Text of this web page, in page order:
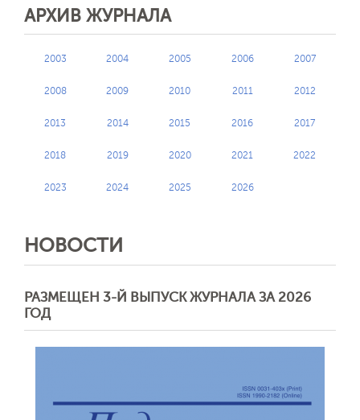
АРХИВ ЖУРНАЛА
2003 2004 2005 2006 2007
2008 2009 2010 2011 2012
2013 2014 2015 2016 2017
2018 2019 2020 2021 2022
2023 2024 2025 2026
НОВОСТИ
РАЗМЕЩЕН 3-Й ВЫПУСК ЖУРНАЛА ЗА 2026
ГОД